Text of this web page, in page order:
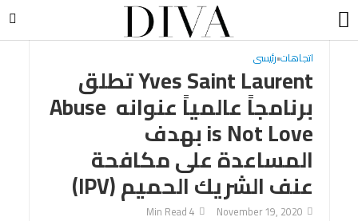
اتجاهات•رئيسى
Yves Saint Laurent تطلق
برنامجاً عالمياً عنوانه Abuse
is Not Love بهدف
المساعدة على مكافحة
عنف الشريك الحميم (IPV)
November 19, 2020
4 Min Read